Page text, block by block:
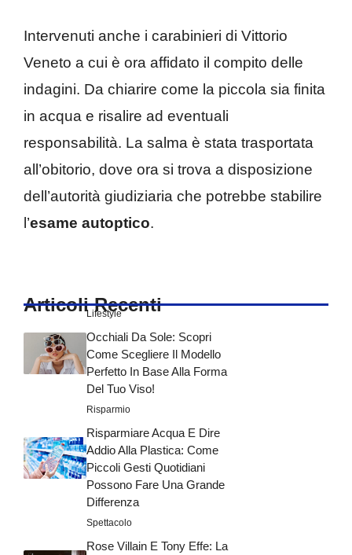
Intervenuti anche i carabinieri di Vittorio
Veneto a cui è ora affidato il compito delle
indagini. Da chiarire come la piccola sia finita
in acqua e risalire ad eventuali
responsabilità. La salma è stata trasportata
all’obitorio, dove ora si trova a disposizione
dell’autorità giudiziaria che potrebbe stabilire
l’esame autoptico.
Articoli Recenti
Lifestyle
Occhiali Da Sole: Scopri
Come Scegliere Il Modello
Perfetto In Base Alla Forma
Del Tuo Viso!
Risparmio
Risparmiare Acqua E Dire
Addio Alla Plastica: Come
Piccoli Gesti Quotidiani
Possono Fare Una Grande
Differenza
Spettacolo
Rose Villain E Tony Effe: La